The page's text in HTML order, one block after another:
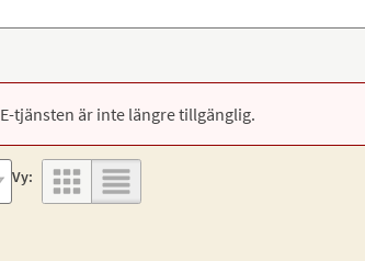
E-tjänsten är inte längre tillgänglig.
Vy: